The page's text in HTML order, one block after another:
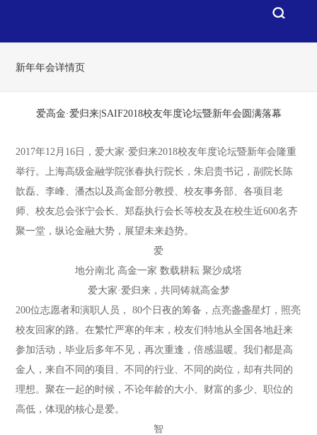
新年年会详情页
爱高金·爱归来|SAIF2018校友年度论坛暨新年会圆满落幕
2017年12月16日，爱大家·爱归来2018校友年度论坛暨新年会隆重
举行。上海高级金融学院张春执行院长，朱启贵书记，副院长陈
歆磊、李峰、潘杰以及高金部分教授、校友事务部、各项目老
师、校友总会张宁会长、郑磊执行会长等校友及在校生近600名齐
聚一堂，纵论金融大势，展望未来趋势。
爱
地分南北 高金一家 数载耕耘 聚沙成塔
爱大家·爱归来，共同铸就高金梦
200位志愿者和演职人员， 80个日夜的筹备，点亮盏盏星灯，照亮
校友回家的路。在繁忙严寒的年末，校友们特地从全国各地赶来
参加活动，毕业后多年不见，再次重逢，倍感温暖。我们都是高
金人，来自不同的项目、不同的行业、不同的岗位，却有共同的
理想。聚在一起的时候，不论年龄的大小、财富的多少、职位的
高低，体现的核心是爱。
智